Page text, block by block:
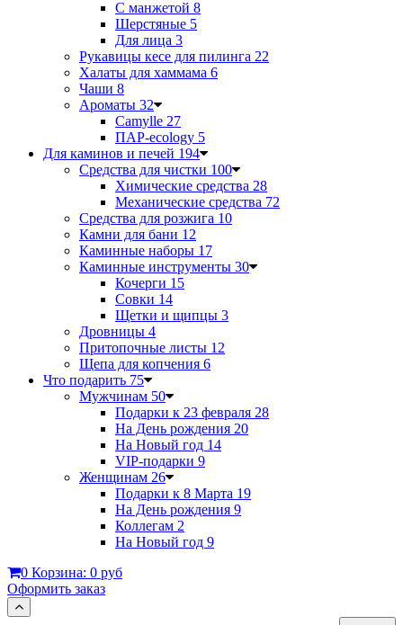
С манжетой 8
Шерстяные 5
Для лица 3
Рукавицы кесе для пилинга 22
Халаты для хаммама 6
Чаши 8
Ароматы 32
Camylle 27
ПАР-ecology 5
Для каминов и печей 194
Средства для чистки 100
Химические средства 28
Механические средства 72
Средства для розжига 10
Камни для бани 12
Каминные наборы 17
Каминные инструменты 30
Кочерги 15
Совки 14
Щетки и щипцы 3
Дровницы 4
Притопочные листы 12
Щепа для копчения 6
Что подарить 75
Мужчинам 50
Подарки к 23 февраля 28
На День рождения 20
На Новый год 14
VIP-подарки 9
Женщинам 26
Подарки к 8 Марта 19
На День рождения 9
Коллегам 2
На Новый год 9
0 Корзина: 0 руб
Оформить заказ